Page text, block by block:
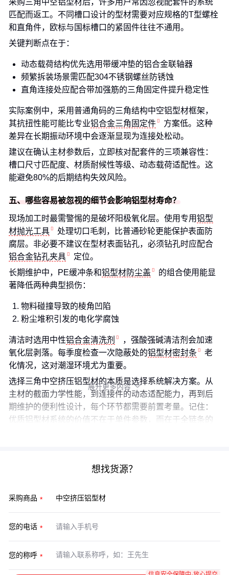
采购三角中空铝型材后，许多用户常因忽视配套件的系统
匹配而返工。不同槽口设计的型材需要对应规格的T型螺栓
和直角件，欧标与国标槽口的紧固件往往不通用。
关键判断点在于：
动态载荷结构优先选用带缓冲垫的铝合金联轴器
频繁拆装场景需匹配304不锈钢螺丝防锈蚀
直角连接处应配合带加强筋的三角固定件提升稳定性
实际案例中，采用普通角码的三角结构中空铝型材框架，
其抗扭性能可能比专业铝合金三角固定件
方案低。这种
差异在长期振动环境中会逐渐显现为连接处松动。
建议在确认主材参数后，立即核对配套件的三项兼容性：
槽口尺寸匹配度、材质耐候性等级、动态载荷适配性。这
能避免80%的后期结构失效风险。
五、哪些容易被忽视的细节会影响铝型材寿命？
现场加工时最需警惕的是破坏阳极氧化层。使用专用铝型
材抛光工具
处理切口毛刺，比普通砂轮更能保护表面防
腐层。非必要不建议在型材表面钻孔，必须钻孔时应配合
铝合金钻孔夹具
定位。
长期维护中，PE缓冲条和铝型材防尘盖
的组合使用能显
著降低两种典型损伤：
物料碰撞导致的棱角凹陷
粉尘堆积引发的电化学腐蚀
清洁时选用中性铝合金清洗剂
，强酸强碱清洁剂会加速
氧化层剥落。每季度检查一次隐蔽处的铝型材密封条
老
化情况，这对潮湿环境尤为重要。
选择三角中空挤压铝型材的本质是选择系统解决方案。从
主材的截面力学性能，到连接件的动态适配能力，再到后
期维护的便利性设计，每个环节都需要前置考量。记住：
优质铝型材系统的价值不在于单件参数，而在于全链条的
展开更多内容 
想找货源？
采购商品
您的电话
您的称呼